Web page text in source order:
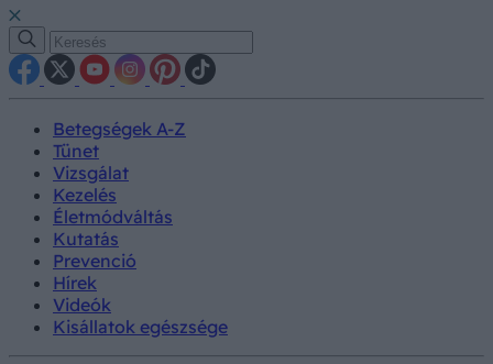
Betegségek A-Z
Tünet
Vizsgálat
Kezelés
Életmódváltás
Kutatás
Prevenció
Hírek
Videók
Kisállatok egészsége